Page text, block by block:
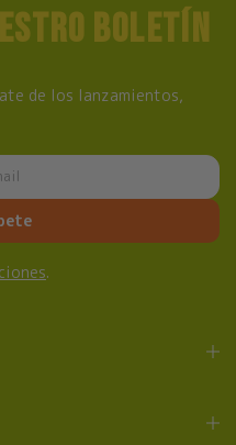
BOLETÍN
de los lanzamientos,
.